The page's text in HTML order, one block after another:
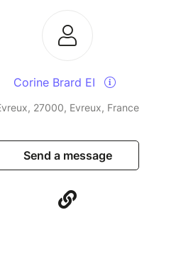
Corine Brard EI
27000, Evreux, France
Send a message